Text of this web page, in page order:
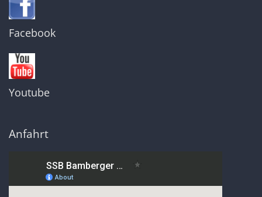
Facebook
Youtube
Anfahrt